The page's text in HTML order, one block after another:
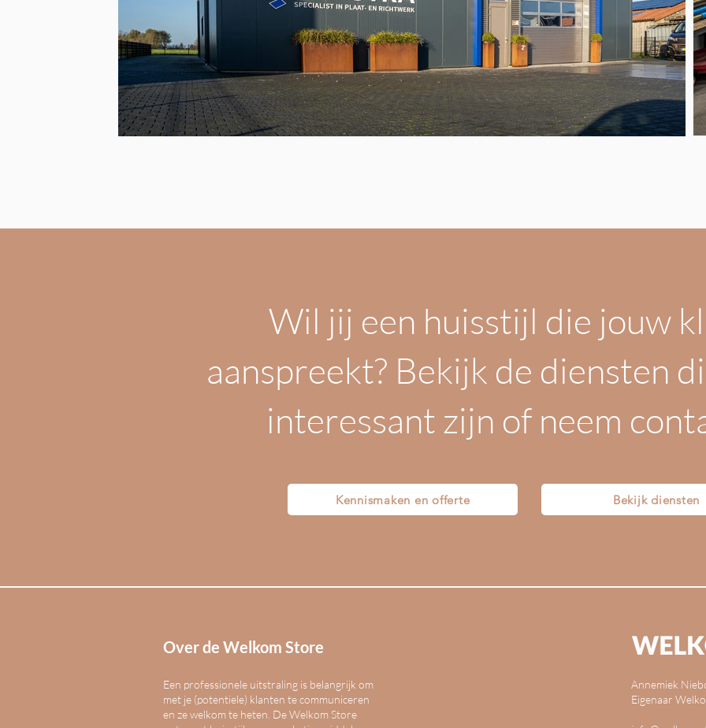
Wil jij een huisstijl die jouw
aanspreekt? Bekijk de diensten
interessant zijn of neem
Kennismaken en offerte Bekijk diensten
Over de Welkom Store
Een professionele uitstraling is belangrijk om
met je (potentiele) klanten te communiceren
en ze welkom te heten. De Welkom Store
Annemiek
Eigenaar